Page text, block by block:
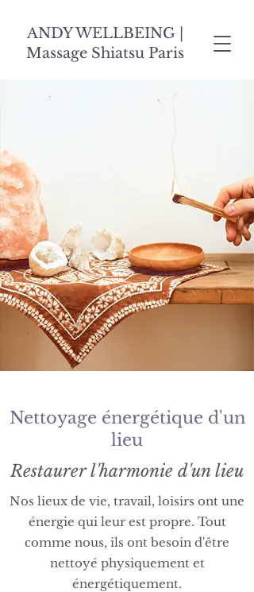
ANDY WELLBEING |
Massage Shiatsu Paris
Nettoyage énergétique d'un
lieu
Restaurer l'harmonie d'un lieu
Nos lieux de vie, travail, loisirs ont une
énergie qui leur est propre. Tout
comme nous, ils ont besoin d'être
nettoyé physiquement et
énergétiquement.